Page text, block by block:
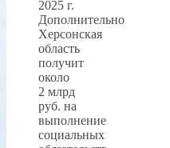
2025 г.
Дополнительно
Херсонская
область
получит
около
2 млрд
руб. на
выполнение
социальных